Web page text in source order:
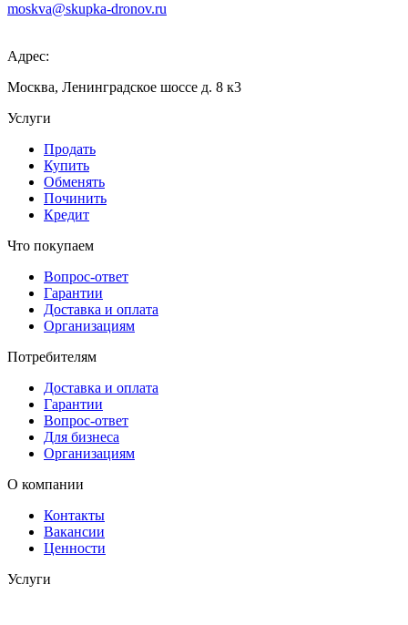
moskva@skupka-dronov.ru
Адрес:
Москва, Ленинградское шоссе д. 8 к3
Услуги
Продать
Купить
Обменять
Починить
Кредит
Что покупаем
Вопрос-ответ
Гарантии
Доставка и оплата
Организациям
Потребителям
Доставка и оплата
Гарантии
Вопрос-ответ
Для бизнеса
Организациям
О компании
Контакты
Вакансии
Ценности
Услуги